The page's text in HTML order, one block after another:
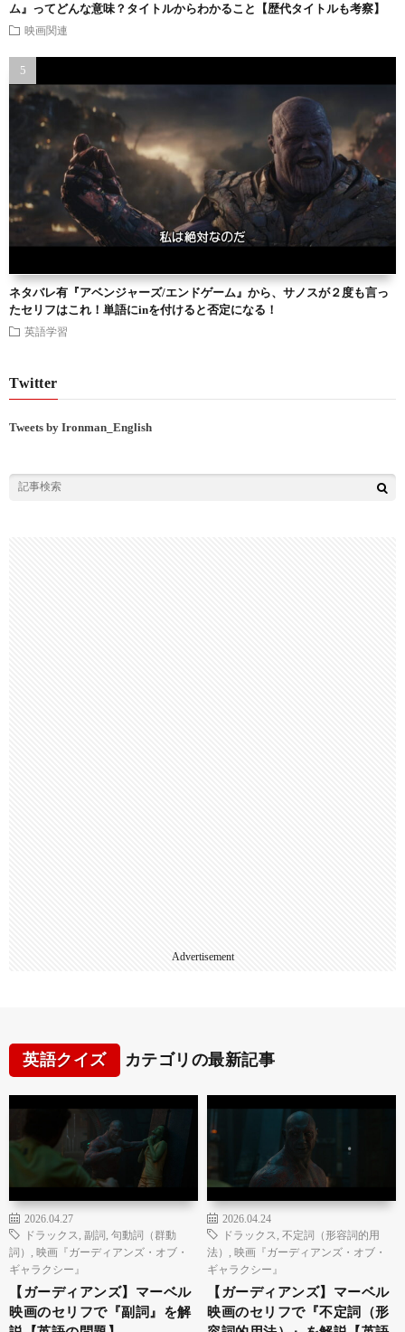
ム』ってどんな意味？タイトルからわかること【歴代タイトルも考察】
映画関連
ネタバレ有『アベンジャーズ/エンドゲーム』から、サノスが２度も言っ
たセリフはこれ！単語にinを付けると否定になる！
英語学習
Twitter
Tweets by Ironman_English
Advertisement
英語クイズ カテゴリの最新記事
2026.04.27
ドラックス, 副詞 , 句動詞（群動
詞） , 映画『ガーディアンズ・オブ・
ギャラクシー』
【ガーディアンズ】マーベル
映画のセリフで『副詞』を解
2026.04.24
ドラックス, 不定詞（形容詞的用
法） , 映画『ガーディアンズ・オブ・
ギャラクシー』
【ガーディアンズ】マーベル
映画のセリフで『不定詞（形